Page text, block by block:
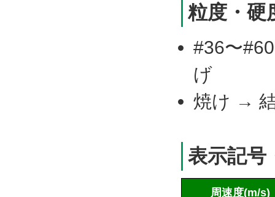
粒度・硬
#36〜
げ ・
焼け →
表示記号
周速度(m/s)